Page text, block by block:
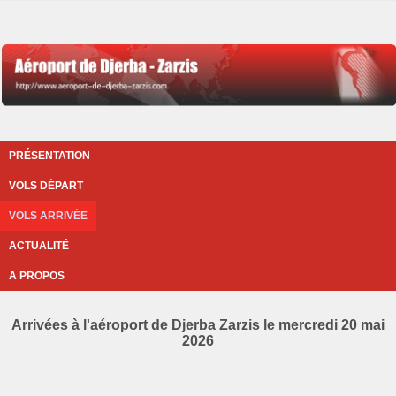
PRÉSENTATION
VOLS DÉPART
VOLS ARRIVÉE
ACTUALITÉ
A PROPOS
Arrivées à l'aéroport de Djerba Zarzis le mercredi 20 mai
2026